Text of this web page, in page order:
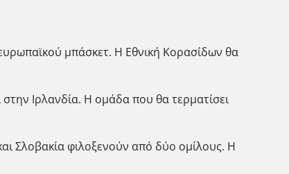
μπάσκετ. Η Εθνική Κορασίδων θα
Ιρλανδία. Η ομάδα που θα τερματίσει
Σλοβακία φιλοξενούν από δύο ομίλους. Η